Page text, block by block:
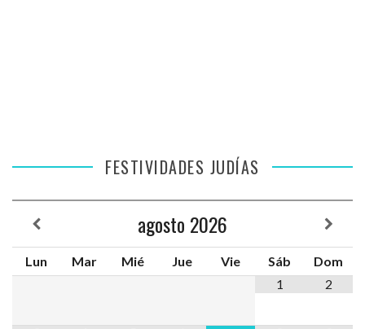
FESTIVIDADES JUDÍAS
agosto 2026
Lun Mar Mié Jue Vie Sáb
Dom
1
2